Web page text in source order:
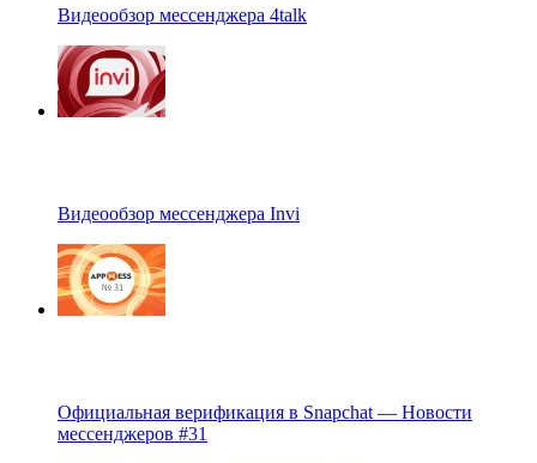
Видеообзор мессенджера 4talk
Видеообзор мессенджера Invi
Официальная верификация в Snapchat — Новости
мессенджеров #31